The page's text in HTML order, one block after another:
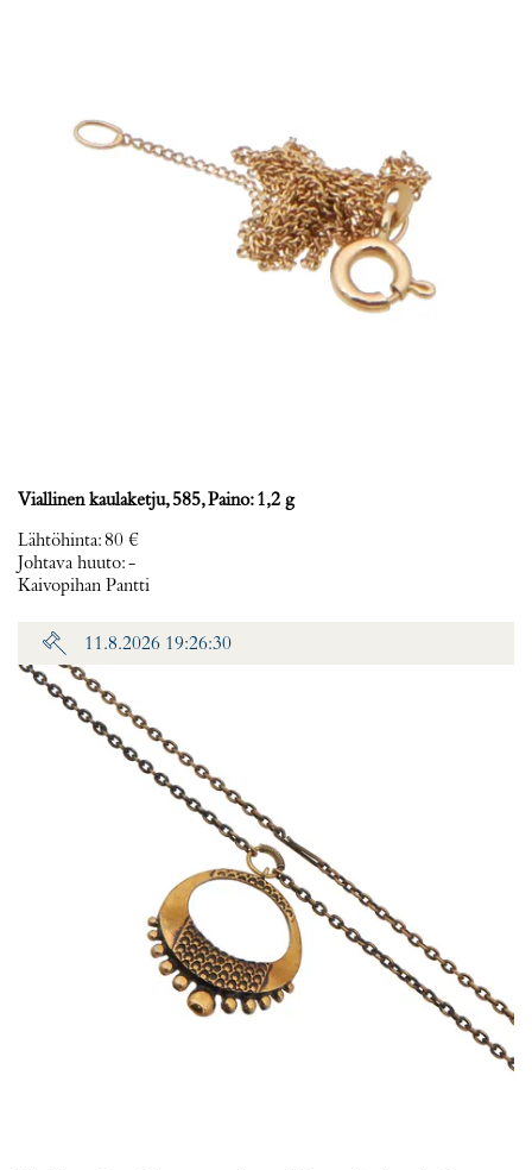
Viallinen kaulaketju, 585, Paino: 1,2 g
Lähtöhinta:80 €
Johtava huuto:-
Kaivopihan Pantti
11.8.2026 19:26:30